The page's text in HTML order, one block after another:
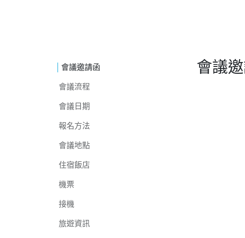
會議邀請函
會議流程
會議日期
報名方法
會議地點
住宿飯店
機票
接機
旅遊資訊
會議